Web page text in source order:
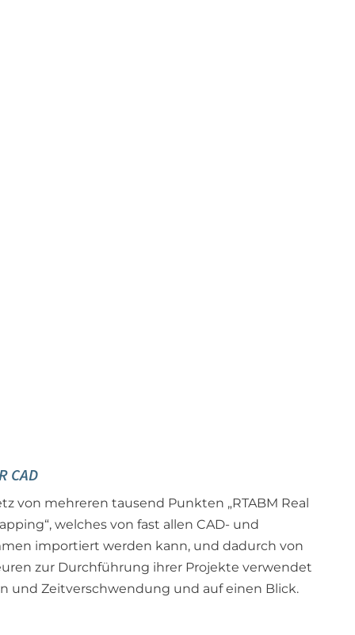
CAD
von mehreren tausend Punkten „RTABM Real
welches von fast allen CAD- und
importiert werden kann, und dadurch von
zur Durchführung ihrer Projekte verwendet
und Zeitverschwendung und auf einen Blick.